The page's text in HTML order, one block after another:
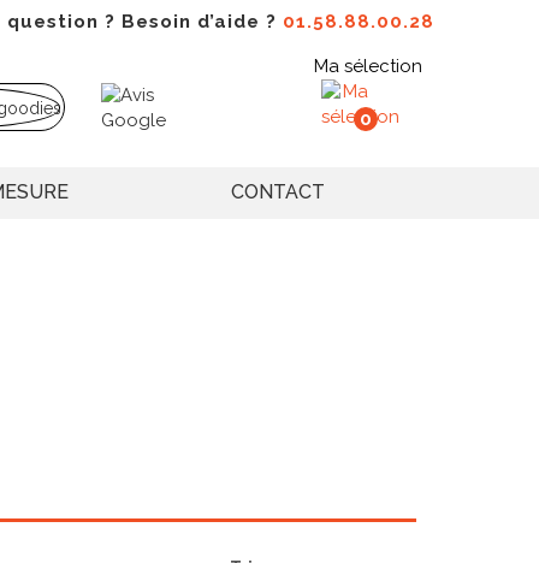
question ? Besoin d’aide ? 01.58.88.00.28
Ma sélection
0
CONTACT
personnalisélégers polyvalents quotidiens,